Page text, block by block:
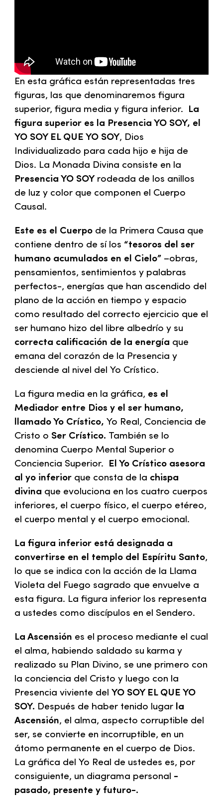
En esta gráfica están representadas tres
figuras, las que denominaremos figura
superior, figura media y figura inferior. La
figura superior es la Presencia YO SOY, el
YO SOY EL QUE YO SOY, Dios
Individualizado para cada hijo e hija de
Dios. La Monada Divina consiste en la
Presencia YO SOY rodeada de los anillos
de luz y color que componen el Cuerpo
Causal.
Este es el Cuerpo de la Primera Causa que
contiene dentro de sí los “tesoros del ser
humano acumulados en el Cielo” –obras,
pensamientos, sentimientos y palabras
perfectos-, energías que han ascendido del
plano de la acción en tiempo y espacio
como resultado del correcto ejercicio que el
ser humano hizo del libre albedrío y su
correcta calificación de la energía que
emana del corazón de la Presencia y
desciende al nivel del Yo Crístico.
La figura media en la gráfica, es el
Mediador entre Dios y el ser humano,
llamado Yo Crístico, Yo Real, Conciencia de
Cristo o Ser Crístico. También se lo
denomina Cuerpo Mental Superior o
Conciencia Superior. El Yo Crístico asesora
al yo inferior que consta de la chispa
divina que evoluciona en los cuatro cuerpos
inferiores, el cuerpo físico, el cuerpo etéreo,
el cuerpo mental y el cuerpo emocional.
La figura inferior está designada a
convertirse en el templo del Espíritu Santo,
lo que se indica con la acción de la Llama
Violeta del Fuego sagrado que envuelve a
esta figura. La figura inferior los representa
a ustedes como discípulos en el Sendero.
La Ascensión es el proceso mediante el cual
el alma, habiendo saldado su karma y
realizado su Plan Divino, se une primero con
la conciencia del Cristo y luego con la
Presencia viviente delYO SOY EL QUE YO
SOY. Después de haber tenido lugar la
Ascensión, el alma, aspecto corruptible del
ser, se convierte en incorruptible, en un
átomo permanente en el cuerpo de Dios.
La gráfica del Yo Real de ustedes es, por
consiguiente, un diagrama personal -
pasado, presente y futuro-.